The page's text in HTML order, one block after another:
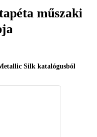
műszaki
Silk katalógusból